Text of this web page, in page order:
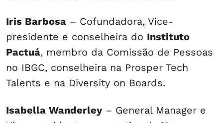
Iris Barbosa – Cofundadora, Vice-
presidente e conselheira do Instituto
Pactuá, membro da Comissão de Pessoas
no IBGC, conselheira na Prosper Tech
Talents e na Diversity on Boards.
Isabella Wanderley– General Manager e